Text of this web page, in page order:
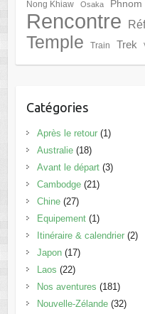
Nong Khiaw Osaka Phnom
Rencontre
Temple Train Trek
Catégories
Après le retour(1)
Australie(18)
Avant le départ(3)
Cambodge(21)
Chine(27)
Equipement(1)
Itinéraire & calendrier(2)
Japon(17)
Laos (22)
Nos aventures (181)
Nouvelle-Zélande(32)